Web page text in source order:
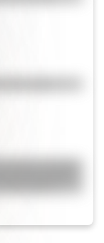
Tuyú: conocé
Argentina